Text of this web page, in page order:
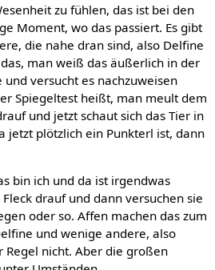
zu fühlen, das ist bei den
Moment, wo das passiert. Es gibt
die nahe dran sind, also Delfine
man weiß das äußerlich in der
und versucht es nachzuweisen
Spiegeltest heißt, man meult dem
und jetzt schaut sich das Tier in
jetzt plötzlich ein Punkterl ist, dann
bin ich und da ist irgendwas
drauf und dann versuchen sie
oder so. Affen machen das zum
und wenige andere, also
nicht. Aber die großen